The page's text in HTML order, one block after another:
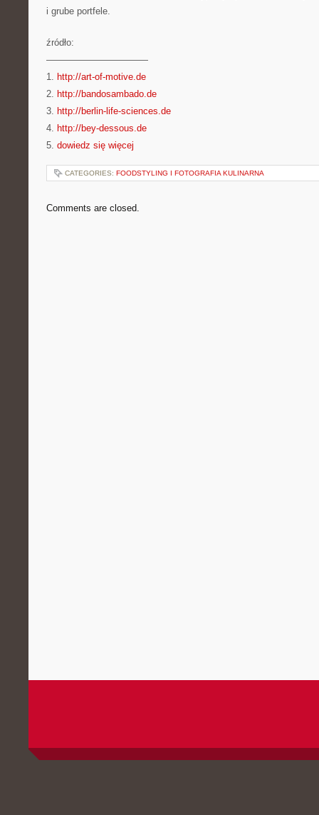
i grube portfele.
źródło:
———————————
1. http://art-of-motive.de
2. http://bandosambado.de
3. http://berlin-life-sciences.de
4. http://bey-dessous.de
5. dowiedz się więcej
CATEGORIES: FOODSTYLING I FOTOGRAFIA KULINARNA
Comments are closed.